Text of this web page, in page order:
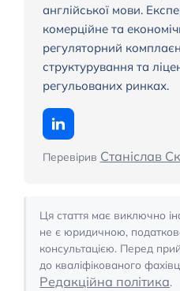
англійської мови.
комерційне та
регуляторний
структурування та
регульованих ринках.
Перевірив Станіслав
Ця стаття має виключно
не є юридичною,
консультацією. Перед
до кваліфікованого
Редакційна політика.